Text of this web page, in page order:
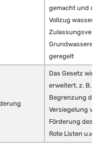
gemacht und der
Vollzug
geregelt
Das Gesetz wird
erweitert, z. B. bzgl.
Begrenzung der
Versiegelung von
Förderung des
Rote Listen u.v.m.